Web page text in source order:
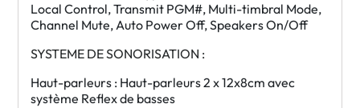
Local Control, Transmit PGM#, Multi-timbral Mode,
Channel Mute, Auto Power Off, Speakers On/Off
SYSTEME DE SONORISATION :
Haut-parleurs : Haut-parleurs 2 x 12x8cm avec
système Reflex de basses